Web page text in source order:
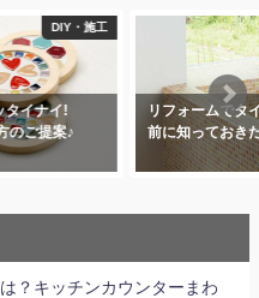
DIY・施
リフォームでタイルＤＩＹをする
前に知っておきたい事♪
？キッチンカウンターまわ